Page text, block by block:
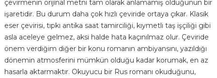
çevirmenin orijinal metni tam olarak anlamamış olduğunun bir
işaretidir. Bu durum daha çok hızlı çeviride ortaya çıkar. Klasik
eser çevirisi, tıpkı antika saat tamirciliği, kıymetli taş işçiliği gibi
asla aceleye gelmez, aksi halde hata kaçınılmaz olur. Çeviride
önem verdiğim diğer bir konu romanın ambiyansını, yazıldığı
dönemin atmosferini mümkün olduğu kadar korumak, en az
hasarla aktarmaktır. Okuyucu bir Rus romanı okuduğunu,